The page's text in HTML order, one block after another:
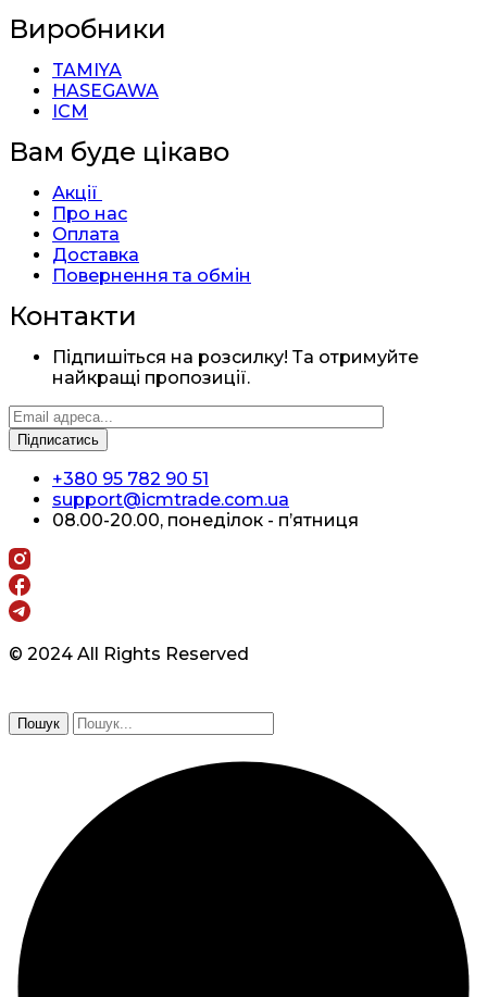
Виробники
TAMIYA
HASEGAWA
ICM
Вам буде цікаво
Акції
Про нас
Оплата
Доставка
Повернення та обмін
Контакти
Підпишіться на розсилку! Та отримуйте
найкращі пропозиції.
+380 95 782 90 51
support@icmtrade.com.ua
08.00-20.00, понеділок - п’ятниця
© 2024 All Rights Reserved
Пошук